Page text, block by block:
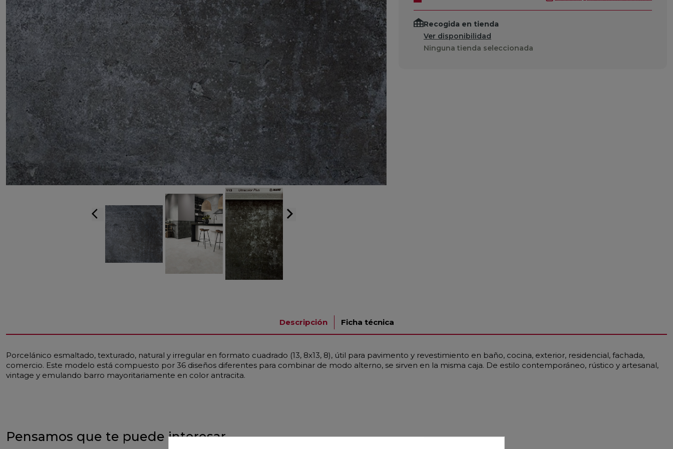
arrow_back_ios arrow_forward_ios
Recogida en tienda
Ver disponibilidad
Ninguna tienda seleccionada
Descripción Ficha técnica
Porcelánico esmaltado, texturado, natural y irregular en formato cuadrado (13, 8x13, 8), útil para pavimento y revestimiento en baño, cocina, exterior, residencial, fachada,
comercio. Este modelo está compuesto por 36 diseños diferentes para combinar de modo alterno, se sirven en la misma caja. De estilo contemporáneo, rústico y artesanal,
vintage y emulando barro mayoritariamente en color antracita.
Pensamos que te puede interesar